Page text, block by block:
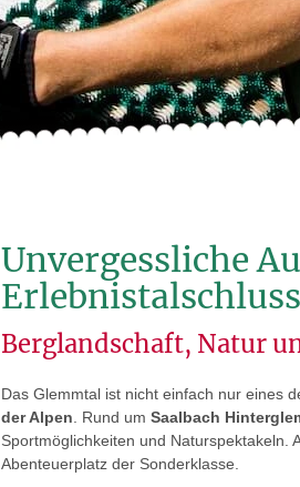
Unvergessliche
Erlebnistalschluss
Berglandschaft, Natur
Das Glemmtal ist nicht einfach nur eines
der Alpen. Rund um Saalbach
Sportmöglichkeiten und Naturspektakeln.
Abenteuerplatz der Sonderklasse.